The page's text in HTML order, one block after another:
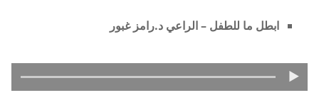
ابطل ما للطفل – الراعي د.رامز غبور